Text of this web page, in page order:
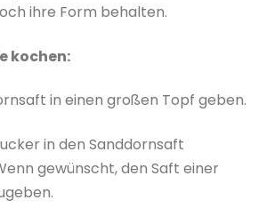
ihre Form behalten.
kochen:
in einen großen Topf geben.
in den Sanddornsaft
gewünscht, den Saft einer